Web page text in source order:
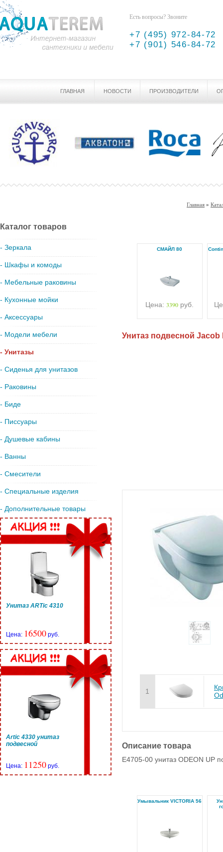
Есть вопросы? Звоните
+7 (495) 972-84-72
+7 (901) 546-84-72
ГЛАВНАЯ НОВОСТИ ПРОИЗВОДИТЕЛИ
Главная »
Каталог товаров
- Зеркала
- Шкафы и комоды
- Мебельные раковины
- Кухонные мойки
- Аксессуары
- Модели мебели
- Унитазы
- Сиденья для унитазов
- Раковины
- Биде
- Писсуары
- Душевые кабины
- Ванны
- Смесители
- Специальные изделия
- Дополнительные товары
Унитаз ARTic 4310
Цена: 16500 руб.
Artic 4330 унитаз
подвесной
Цена: 11250 руб.
СМАЙЛ 80
Цена: 3390 руб.
Унитаз подвесной Jacob
1
Описание товара
E4705-00 унитаз ODEON UP
Умывальник VICTORIA 56